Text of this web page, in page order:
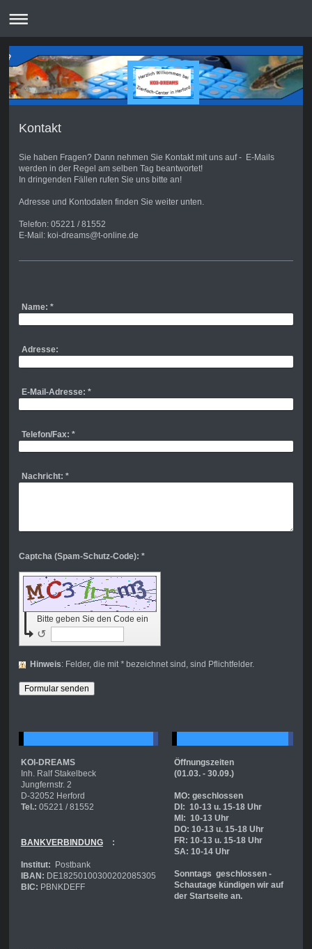
Kontakt
Sie haben Fragen? Dann nehmen Sie Kontakt mit uns auf - E-Mails
werden in der Regel am selben Tag beantwortet!
In dringenden Fällen rufen Sie uns bitte an!
Adresse und Kontodaten finden Sie weiter unten.
Telefon: 05221 / 81552
E-Mail: koi-dreams@t-online.de
Name: *
Adresse:
E-Mail-Adresse: *
Telefon/Fax: *
Nachricht: *
Captcha (Spam-Schutz-Code): *
Bitte geben Sie den Code ein
↺
Hinweis : Felder, die mit *bezeichnet sind, sind Pflichtfelder.
KOI-DREAMS
Inh. Ralf Stakelbeck
Jungfernstr. 2
D-32052 Herford
Tel.: 05221 / 81552
BANKVERBINDUNG :
Institut:
Postbank
IBAN: DE18250100300202085305
BIC: PBNKDEFF
Öffnungszeiten
(01.03. - 30.09.)
MO: geschlossen
DI: 10-13 u. 15-18 Uhr
MI: 10-13 Uhr
DO: 10-13 u. 15-18 Uhr
FR: 10-13 u. 15-18 Uhr
SA: 10-14 Uhr
Sonntags geschlossen -
Schautage kündigen wir auf
der Startseite an.